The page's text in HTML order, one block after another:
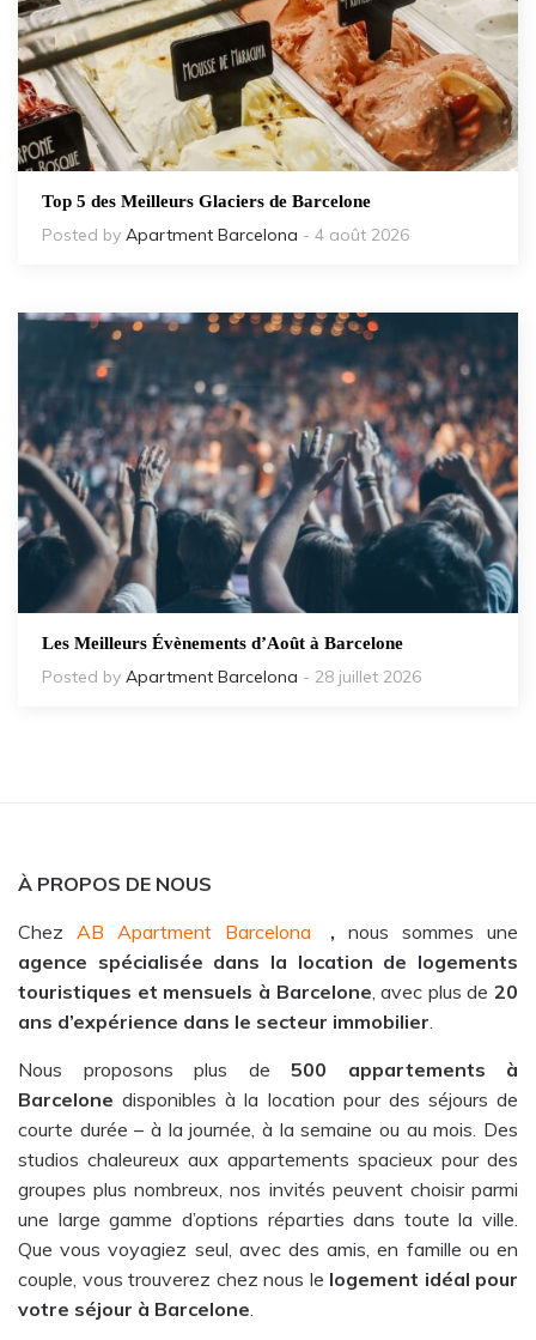
Top 5 des Meilleurs Glaciers de Barcelone
Posted by Apartment Barcelona - 4 août 2026
Les Meilleurs Évènements d’Août à Barcelone
Posted by Apartment Barcelona - 28 juillet 2026
À PROPOS DE NOUS
Chez
AB Apartment Barcelona , nous sommes une
agence spécialisée dans la location de logements
touristiques et mensuels à Barcelone , avec plus de 20
ans d’expérience dans le secteur immobilier
Nous proposons plus de 500 appartements à
Barcelone disponibles à la location pour des séjours de
courte durée – à la journée, à la semaine ou au mois. Des
studios chaleureux aux appartements spacieux pour des
groupes plus nombreux, nos invités peuvent choisir parmi
une large gamme d’options réparties dans toute la ville.
Que vous voyagiez seul, avec des amis, en famille ou en
couple, vous trouverez chez nous le logement idéal pour
votre séjour à Barcelone